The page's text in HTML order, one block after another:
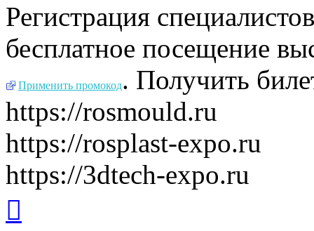
Регистрация
бесплатное посещение
Применить промокод. Получить
https://rosmould.ru
https://rosplast-expo.ru
https://3dtech-expo.ru
началу